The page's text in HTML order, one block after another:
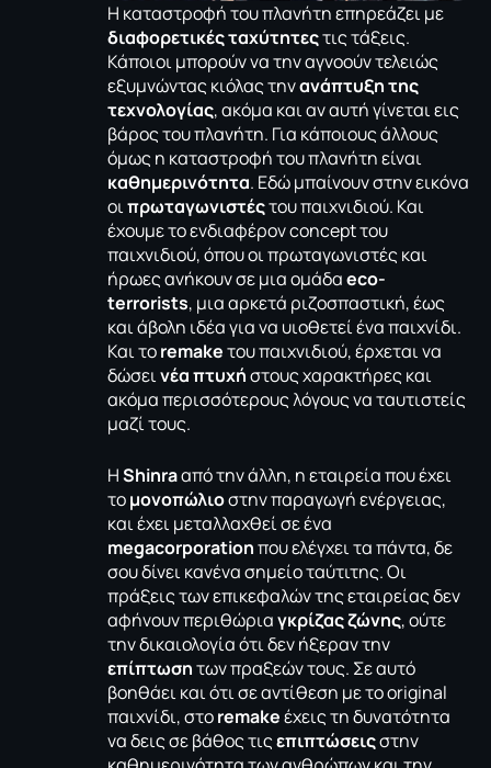
Η καταστροφή του πλανήτη επηρεάζει με
διαφορετικές ταχύτητεςτις τάξεις.
Κάποιοι μπορούν να την αγνοούν τελειώς
εξυμνώντας κιόλας τηνανάπτυξη της
τεχνολογίας, ακόμα και αν αυτή γίνεται εις
βάρος του πλανήτη. Για κάποιους άλλους
όμως η καταστροφή του πλανήτη είναι
καθημερινότητα. Εδώ μπαίνουν στην εικόνα
οιπρωταγωνιστέςτου παιχνιδιού. Και
έχουμε το ενδιαφέρον concept του
παιχνιδιού, όπου οι πρωταγωνιστές και
ήρωες ανήκουν σε μια ομάδαeco-
terrorists, μια αρκετά ριζοσπαστική, έως
και άβολη ιδέα για να υιοθετεί ένα παιχνίδι.
Και τοremakeτου παιχνιδιού, έρχεται να
δώσεινέα πτυχήστους χαρακτήρες και
ακόμα περισσότερους λόγους να ταυτιστείς
μαζί τους.
HShinraαπό την άλλη, η εταιρεία που έχει
τομονοπώλιοστην παραγωγή ενέργειας,
και έχει μεταλλαχθεί σε ένα
megacorporationπου ελέγχει τα πάντα, δε
σου δίνει κανένα σημείο ταύτιτης. Οι
πράξεις των επικεφαλών της εταιρείας δεν
αφήνουν περιθώριαγκρίζας ζώνης, ούτε
την δικαιολογία ότι δεν ήξεραν την
επίπτωσητων πραξεών τους. Σε αυτό
βοηθάει και ότι σε αντίθεση με το original
παιχνίδι, στοremakeέχεις τη δυνατότητα
να δεις σε βάθος τιςεπιπτώσειςστην